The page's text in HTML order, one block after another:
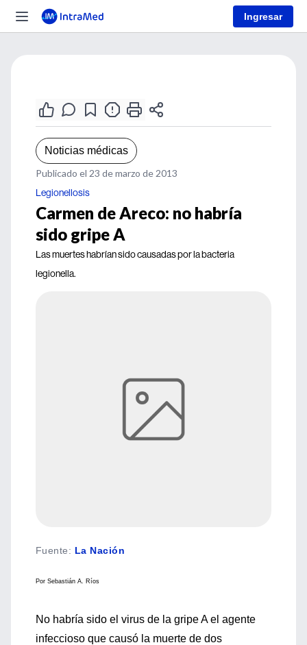
Ingresar
Noticias médicas
Publicado el 23 de marzo de 2013
Legionellosis
Carmen de Areco: no habría
sido gripe A
Las muertes habrían sido causadas por la bacteria
legionella.
Fuente: La Nación
Por Sebastián A. Ríos
No habría sido el virus de la gripe A el agente
infeccioso que causó la muerte de dos